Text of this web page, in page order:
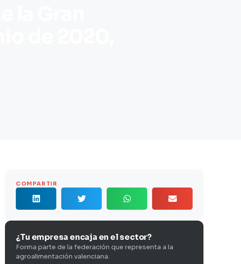
COMPARTIR
¿Tu empresa encaja en el sector?
Forma parte de la federación que representa a la
agroalimentación valenciana.